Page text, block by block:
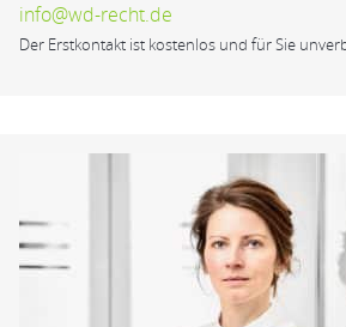
info@wd-recht.de
Der Erstkontakt ist kostenlos und für Sie